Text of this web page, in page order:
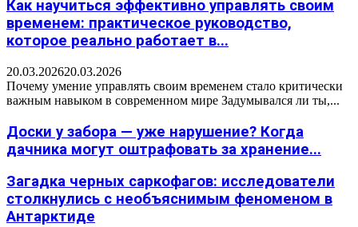
Как научиться эффективно управлять своим
временем: практическое руководство,
которое реально работает в...
20.03.202620.03.2026
Почему умение управлять своим временем стало критически
важным навыком в современном мире Задумывался ли ты,...
Доски у забора — уже нарушение? Когда
дачника могут оштрафовать за хранение...
Загадка черных саркофагов: исследователи
столкнулись с необъяснимым феноменом в
Антарктиде